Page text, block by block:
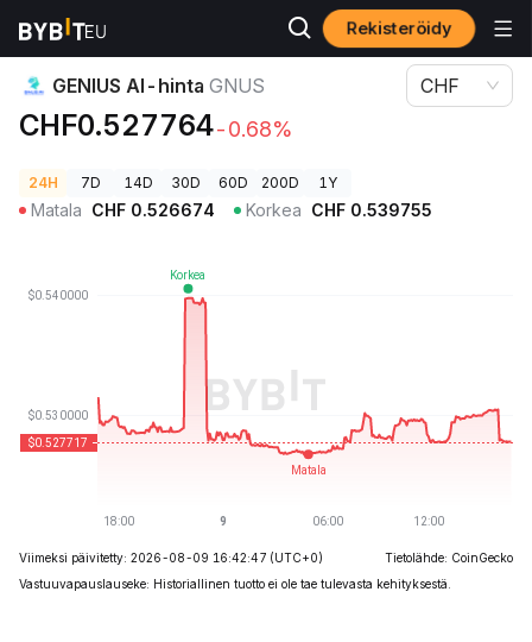
Rekisteröidy
Kryptohinnat
GENIUS AI-hinta GNUS
CHF0.527764-0.68%
CHF
24H 7D 14D 30D 60D 200D 1Y
Matala CHF 0.526674 Korkea CHF 0.539755
Viimeksi päivitetty: 2026-08-09 16:42:47 (UTC+0)
Tietolähde: CoinGecko
Vastuuvapauslauseke: Historiallinen tuotto ei ole tae tulevasta kehityksestä.